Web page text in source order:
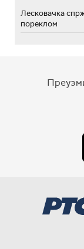
Лесковачка
пореклом